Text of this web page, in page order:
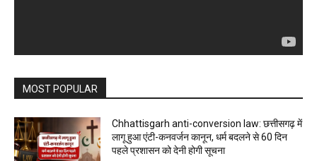
MOST POPULAR
Chhattisgarh anti-conversion law: छत्तीसगढ़ में
लागू हुआ एंटी-कनवर्जन कानून, धर्म बदलने से 60 दिन
पहले प्रशासन को देनी होगी सूचना